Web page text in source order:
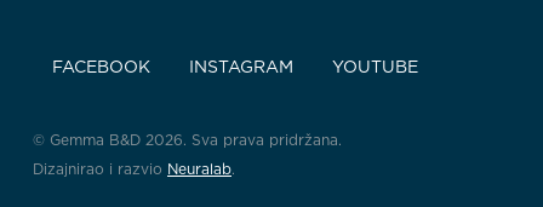
FACEBOOK INSTAGRAM YOUTUBE
© Gemma B&D 2026. Sva prava pridržana.
Dizajnirao i razvio Neuralab.